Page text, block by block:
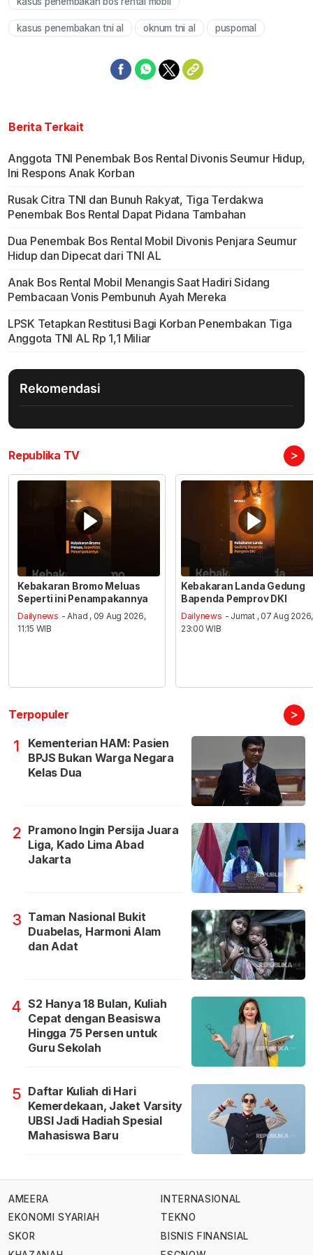
kasus penembakan tni al oknum tni al puspomal
Berita Terkait
Anggota TNI Penembak Bos Rental Divonis Seumur Hidup,
Ini Respons Anak Korban
Rusak Citra TNI dan Bunuh Rakyat, Tiga Terdakwa
Penembak Bos Rental Dapat Pidana Tambahan
Dua Penembak Bos Rental Mobil Divonis Penjara Seumur
Hidup dan Dipecat dari TNI AL
Anak Bos Rental Mobil Menangis Saat Hadiri Sidang
Pembacaan Vonis Pembunuh Ayah Mereka
LPSK Tetapkan Restitusi Bagi Korban Penembakan Tiga
Anggota TNI AL Rp 1,1 Miliar
Rekomendasi
Republika TV >
Kebakaran Bromo Meluas
Seperti ini Penampakannya
Dailynews - Ahad , 09 Aug 2026,
11:15 WIB
Kebakaran Landa Gedung
Bapenda Pemprov DKI
Dailynews - Jumat , 07 Aug 2026,
23:00 WIB
Terpopuler >
1
Kementerian HAM: Pasien
BPJS Bukan Warga Negara
Kelas Dua
2 Pramono Ingin Persija Juara
Liga, Kado Lima Abad
Jakarta
3 Taman Nasional Bukit
Duabelas, Harmoni Alam
dan Adat
4 S2 Hanya 18 Bulan, Kuliah
Cepat dengan Beasiswa
Hingga 75 Persen untuk
Guru Sekolah
5 Daftar Kuliah di Hari
Kemerdekaan, Jaket Varsity
UBSI Jadi Hadiah Spesial
Mahasiswa Baru
AMEERA
EKONOMI SYARIAH
SKOR
INTERNASIONAL
TEKNO
BISNIS FINANSIAL